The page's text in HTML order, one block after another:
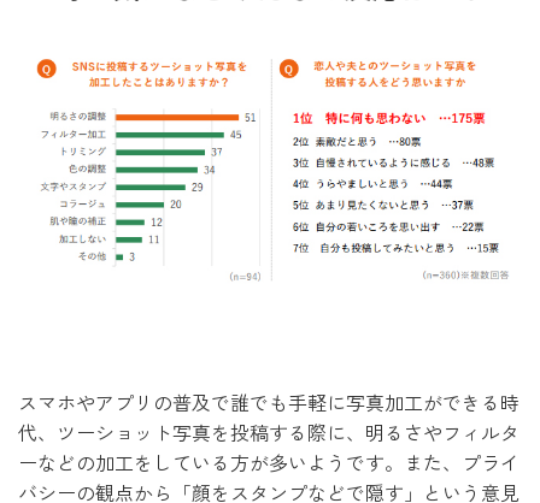
スマホやアプリの普及で誰でも手軽に写真加工ができる時
代、ツーショット写真を投稿する際に、明るさやフィルタ
ーなどの加工をしている方が多いようです。また、プライ
バシーの観点から「顔をスタンプなどで隠す」という意見